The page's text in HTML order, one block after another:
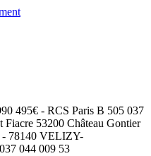
495€ - RCS Paris B 505 037
Fiacre 53200 Château Gontier
- 78140 VELIZY-
044 009 53